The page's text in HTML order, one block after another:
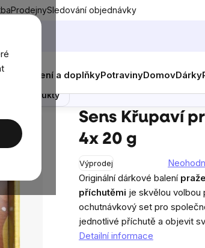
ProdejnySledování objednávky
Oblečení a doplňkyPotravinyDomovDárky
cvrčci, dárková sada, 4x 20 g
Sens Křupaví
4x 20 g
Výprodej
hodnocení
produktu
je
0,0
z
Originální dárkové balení
příchutěmi je skvělou volbou
ochutnávkový set pro
jednotlivé příchutě a objevit
Detailní informace
produkty